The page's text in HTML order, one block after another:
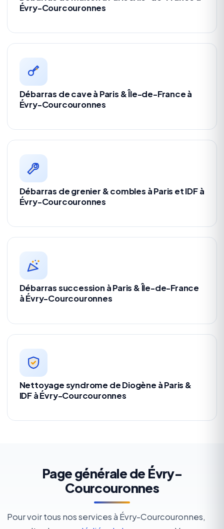
Évry-Courcouronnes
Débarras de cave à Paris & Île-de-France à
Évry-Courcouronnes
Débarras de grenier & combles à Paris et IDF à
Évry-Courcouronnes
Débarras succession à Paris & Île-de-France
à Évry-Courcouronnes
Nettoyage syndrome de Diogène à Paris &
IDF à Évry-Courcouronnes
Page générale de Évry-
Courcouronnes
Pour voir tous nos services à Évry-Courcouronnes,